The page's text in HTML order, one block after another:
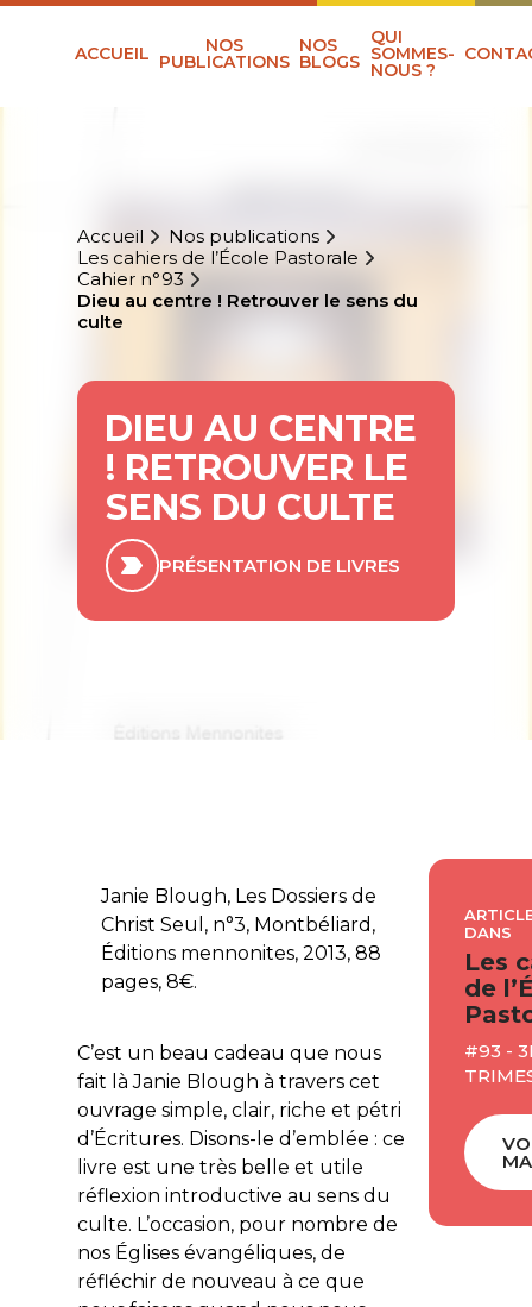
ACCUEIL NOS
PUBLICATIONS
NOS
BLOGS
QUI
SOMMES-
NOUS ?
Accueil
Nos publications
Les cahiers de l’École Pastorale
Cahier n°93
Dieu au centre ! Retrouver le sens du
culte
DIEU AU CENTRE
! RETROUVER LE
SENS DU CULTE
PRÉSENTATION DE LIVRES
Janie Blough, Les Dossiers de
Christ Seul, n°3, Montbéliard,
Éditions mennonites, 2013, 88
pages, 8€.
C’est un beau cadeau que nous
fait là Janie Blough à travers cet
ouvrage simple, clair, riche et pétri
d’Écritures. Disons-le d’emblée : ce
livre est une très belle et utile
réflexion introductive au sens du
culte. L’occasion, pour nombre de
nos Églises évangéliques, de
réfléchir de nouveau à ce que
DANS
Les
de
#93 -